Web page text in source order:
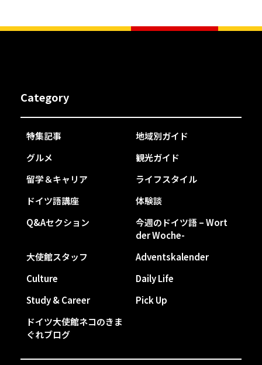
Category
特集記事
地域別ガイド
グルメ
観光ガイド
留学＆キャリア
ライフスタイル
ドイツ語講座
体験談
Q&Aセクション
今週のドイツ語 – Wort
der Woche-
大使館スタッフ
Adventskalender
Culture
Daily Life
Study & Career
Pick Up
ドイツ大使館ネコのきま
ぐれブログ